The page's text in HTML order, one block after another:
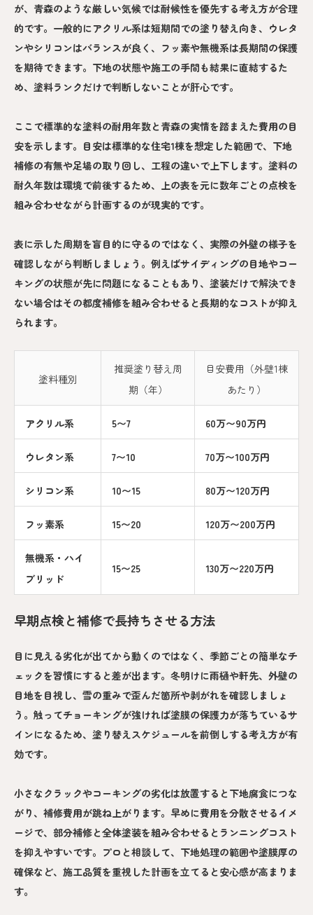
が、青森のような厳しい気候では耐候性を優先する考え方が合理
的です。一般的にアクリル系は短期間での塗り替え向き、ウレタ
ンやシリコンはバランスが良く、フッ素や無機系は長期間の保護
を期待できます。下地の状態や施工の手間も結果に直結するた
め、塗料ランクだけで判断しないことが肝心です。
ここで標準的な塗料の耐用年数と青森の実情を踏まえた費用の目
安を示します。目安は標準的な住宅1棟を想定した範囲で、下地
補修の有無や足場の取り回し、工程の違いで上下します。塗料の
耐久年数は環境で前後するため、上の表を元に数年ごとの点検を
組み合わせながら計画するのが現実的です。
表に示した周期を盲目的に守るのではなく、実際の外壁の様子を
確認しながら判断しましょう。例えばサイディングの目地やコー
キングの状態が先に問題になることもあり、塗装だけで解決でき
ない場合はその都度補修を組み合わせると長期的なコストが抑え
られます。
塗料種別
推奨塗り替え周
期（年）
目安費用（外壁1棟
あたり）
アクリル系 5〜7 60万〜90万円
ウレタン系 7〜10 70万〜100万円
シリコン系 10〜15 80万〜120万円
フッ素系 15〜20 120万〜200万円
無機系・ハイ
ブリッド
15〜25 130万〜220万円
早期点検と補修で長持ちさせる方法
目に見える劣化が出てから動くのではなく、季節ごとの簡単なチ
ェックを習慣にすると差が出ます。冬明けに雨樋や軒先、外壁の
目地を目視し、雪の重みで歪んだ箇所や剥がれを確認しましょ
う。触ってチョーキングが強ければ塗膜の保護力が落ちているサ
インになるため、塗り替えスケジュールを前倒しする考え方が有
効です。
小さなクラックやコーキングの劣化は放置すると下地腐食につな
がり、補修費用が跳ね上がります。早めに費用を分散させるイメ
ージで、部分補修と全体塗装を組み合わせるとランニングコスト
を抑えやすいです。プロと相談して、下地処理の範囲や塗膜厚の
確保など、施工品質を重視した計画を立てると安心感が高まりま
す。